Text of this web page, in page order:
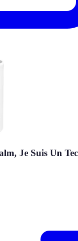
Je Suis Un